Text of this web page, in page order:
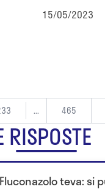
forme in cui15/05/2023
... 465
Fluconazolo teva: si